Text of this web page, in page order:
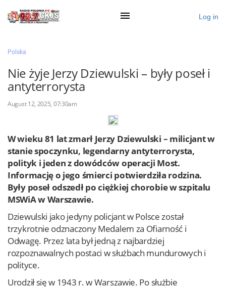
Ogłoś się
Działy
Zaloguj przez Clascal
Log in
Polska
Nie żyje Jerzy Dziewulski – były poseł i
antyterrorysta
August 12, 2025, 07:30am
W wieku 81 lat zmarł Jerzy Dziewulski – milicjant w
stanie spoczynku, legendarny antyterrorysta,
polityk i jeden z dowódców operacji Most.
Informację o jego śmierci potwierdziła rodzina.
Były poseł odszedł po ciężkiej chorobie w szpitalu
MSWiA w Warszawie.
Dziewulski jako jedyny policjant w Polsce został
trzykrotnie odznaczony Medalem za Ofiarność i
Odwagę. Przez lata był jedną z najbardziej
rozpoznawalnych postaci w służbach mundurowych i
polityce.
Urodził się w 1943 r. w Warszawie. Po służbie